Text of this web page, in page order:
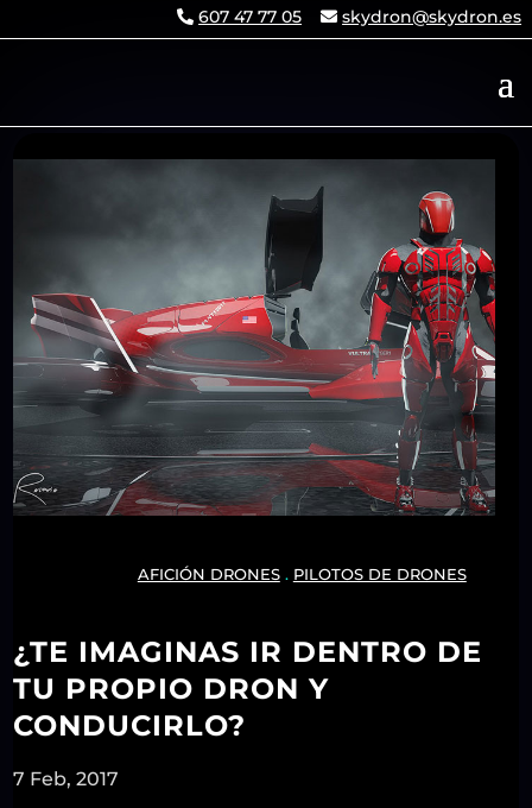
607 47 77 05 skydron@skydron.es
AFICIÓN DRONES. PILOTOS DE DRONES
¿TE IMAGINAS IR DENTRO DE
TU PROPIO DRON Y
CONDUCIRLO?
7 Feb, 2017